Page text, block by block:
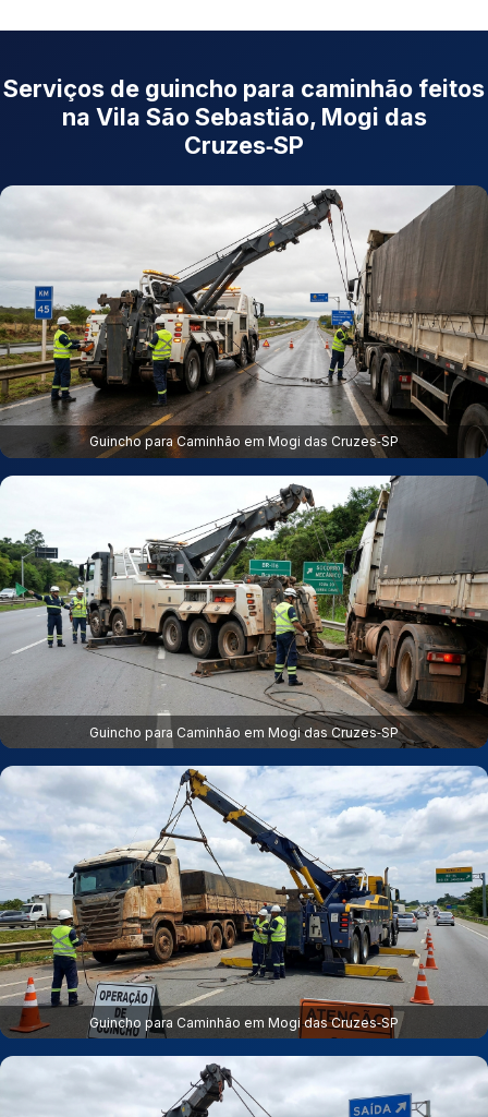
Serviços de guincho para caminhão feitos
na Vila São Sebastião, Mogi das
Cruzes‑SP
Guincho para Caminhão em Mogi das Cruzes‑SP
Guincho para Caminhão em Mogi das Cruzes‑SP
Guincho para Caminhão em Mogi das Cruzes‑SP